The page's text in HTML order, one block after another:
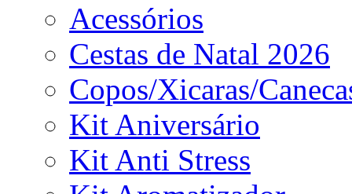
Acessórios
Cestas de Natal 2026
Copos/Xicaras/
Kit Aniversário
Kit Anti Stress